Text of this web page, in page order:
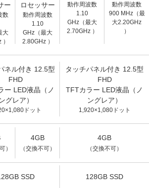
ー
数
大
ロセッサー
動作周波数
1.10
GHz（最大
2.80GHz ）
動作周波数
1.10
GHz（最大
2.70GHz ）
動作周波数
900 MHz（最
大2.20GHz
）
ネル付き 12.5型
FHD
ー LED液晶（ノ
ングレア）
ドット
タッチパネル付き 12.5型
FHD
TFTカラー LED液晶（ノ
ングレア）
1,920×1,080ドット
）
4GB
（交換不可）
4GB
（交換不可）
SSD 128GB SSD